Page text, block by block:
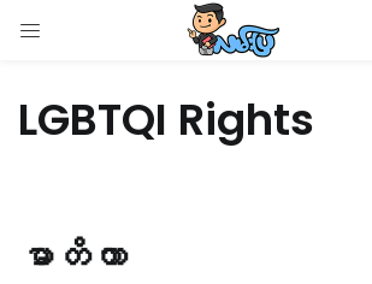
LGBTQI Rights
မာတိကာ
Enter your username and password to